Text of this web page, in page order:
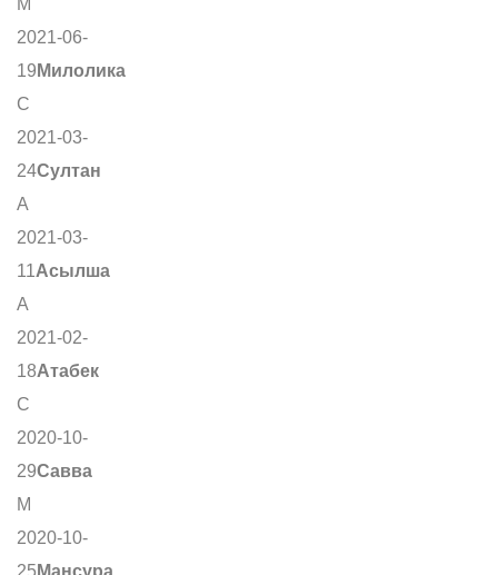
М
2021-06-
19 Милолика
С
2021-03-
24Султан
А
2021-03-
11Асылша
А
2021-02-
18Атабек
С
2020-10-
29Савва
М
2020-10-
25 Мансура